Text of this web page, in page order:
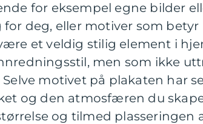
for eksempel egne bilder
deg, eller motiver som
et veldig stilig element i
men som ikke
motivet på plakaten har
og den atmosfæren du
og tilmed plasseringen